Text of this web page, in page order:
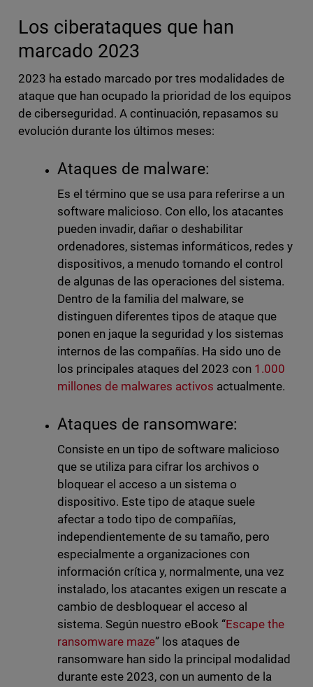
Los ciberataques que han
marcado 2023
2023 ha estado marcado por tres modalidades de
ataque que han ocupado la prioridad de los equipos
de ciberseguridad. A continuación, repasamos su
evolución durante los últimos meses:
Ataques de malware:
Es el término que se usa para referirse a un
software malicioso. Con ello, los atacantes
pueden invadir, dañar o deshabilitar
ordenadores, sistemas informáticos, redes y
dispositivos, a menudo tomando el control
de algunas de las operaciones del sistema.
Dentro de la familia del malware, se
distinguen diferentes tipos de ataque que
ponen en jaque la seguridad y los sistemas
internos de las compañías. Ha sido uno de
los principales ataques del 2023 con 1.000
millones de malwares activos actualmente.
Ataques de ransomware:
Consiste en un tipo de software malicioso
que se utiliza para cifrar los archivos o
bloquear el acceso a un sistema o
dispositivo. Este tipo de ataque suele
afectar a todo tipo de compañías,
independientemente de su tamaño, pero
especialmente a organizaciones con
información crítica y, normalmente, una vez
instalado, los atacantes exigen un rescate a
cambio de desbloquear el acceso al
sistema. Según nuestro eBook “Escape the
ransomware maze” los ataques de
ransomware han sido la principal modalidad
durante este 2023, con un aumento de la